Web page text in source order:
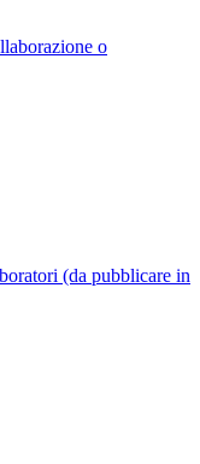
o
(da pubblicare in